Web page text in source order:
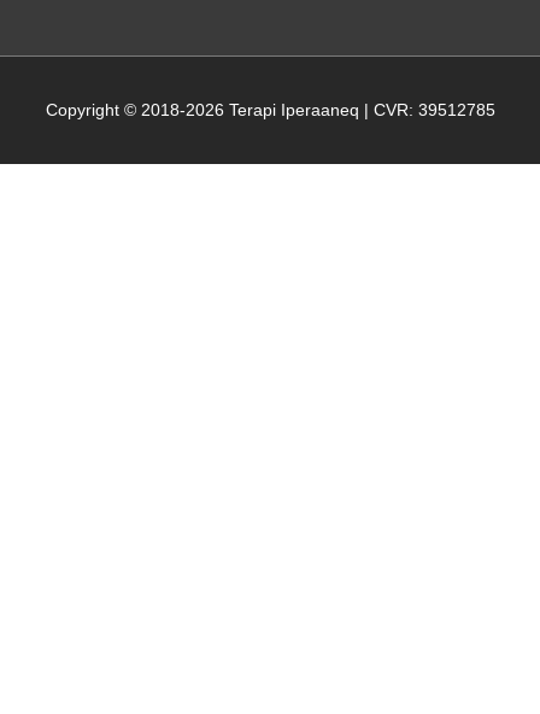
Copyright © 2018-2026 Terapi Iperaaneq | CVR: 39512785